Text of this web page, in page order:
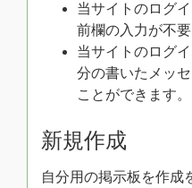
当サイトのログ
前欄の入力が不要
当サイトのログ
分の書いたメッ
ことができます。
新規作成
自分用の掲示板を作成